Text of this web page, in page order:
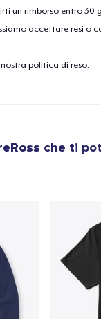
un rimborso entro
accettare resi o
politica di reso.
che ti